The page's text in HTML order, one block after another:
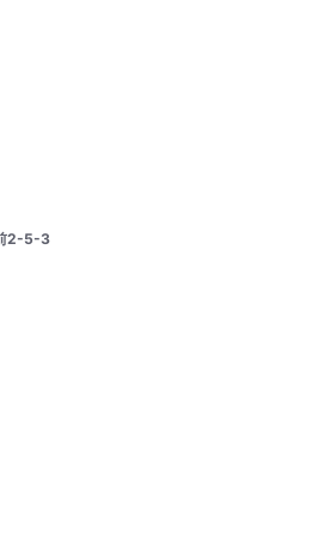
2-5-3